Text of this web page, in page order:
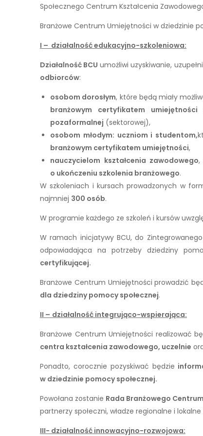
Społecznego Centrum Kształcenia
Branżowe Centrum Umiejętności w dziedzinie
I – działalność edukacyjno-szkoleniowa:
Działalność BCU umożliwi uzyskiwanie,
odbiorców:
osobom dorosłym, które będą miały
branżowym certyfikatem umiejętności
pozaformalnej (sektorowej),
osobom młodym: uczniom i studentom,
branżowym certyfikatem umiejętności,
nauczycielom kształcenia zawodowego,
o ukończeniu szkolenia branżowego.
W szkoleniach i kursach prowadzonych w
najmniej 300 osób.
W programie każdego ze szkoleń i kursów
W ramach inicjatywy BCU, do
odpowiadająca na potrzeby dziedziny
certyfikującej.
Branżowe Centrum Umiejętności prowadzić
dla dziedziny pomocy społecznej.
II – działalność integrująco-wspierająca:
Branżowe Centrum Umiejętności realizować
centra kształcenia zawodowego, uczelnie
Ponadto, corocznie pozyskiwać będzie
w dziedzinie pomocy społecznej.
Powołana zostanie Rada Branżowego
partnerzy społeczni, władze regionalne i
III- działalność innowacyjno-rozwojowa: